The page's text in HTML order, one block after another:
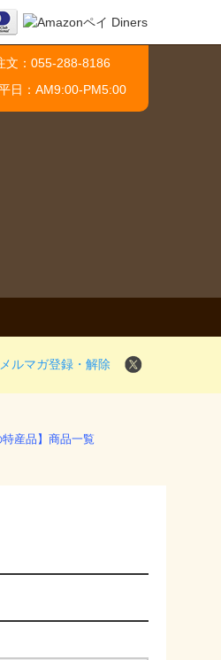
文：055-288-8186
日：AM9:00-PM5:00
メルマガ登録・解除
特産品】商品一覧